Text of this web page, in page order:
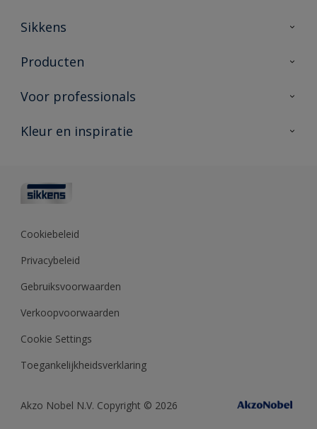
Sikkens
Over Sikkens
Duurzaamheid
Producten
Producten voor binnen
Vind je verkooppunt
Voor professionals
Advies & service
Polyfilla Pro
Sikkens Center
Kleur en inspiratie
Kleurcollecties
Kennisbank
Cookiebeleid
Privacybeleid
Gebruiksvoorwaarden
Verkoopvoorwaarden
Cookie Settings
Toegankelijkheidsverklaring
Akzo Nobel N.V. Copyright © 2026